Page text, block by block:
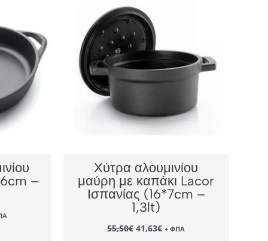
–
Χύτρα αλουμινίου
μαύρη με καπάκι Lacor
Ισπανίας (16*7cm –
1,3lt)
55,50€ Original
price
41,63€Η
τρέχουσα
+ ΦΠΑ